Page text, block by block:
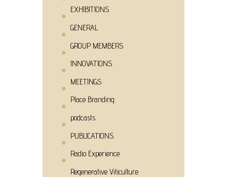
EXHIBITIONS
GENERAL
GROUP MEMBERS
INNOVATIONS
MEETINGS
Place Branding
podcasts
PUBLICATIONS
Radio Experience
Regenerative Viticulture